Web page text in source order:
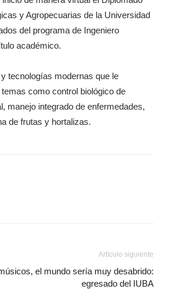
y Agropecuarias de la Universidad
del programa de Ingeniero
académico.
tecnologías modernas que le
como control biológico de
manejo integrado de enfermedades,
de frutas y hortalizas.
Artículo siguiente
el mundo sería muy desabrido:
egresado del IUBA